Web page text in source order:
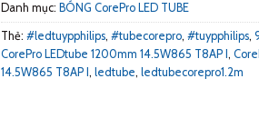
Danh mục: BÓNG CorePro LED TUBE
Thẻ:#ledtuypphilips,#tubecorepro,#tuypphilips,
CorePro LEDtube 1200mm 14.5W865 T8AP I,
14.5W865 T8AP I,ledtube,ledtubecorepro1.2m